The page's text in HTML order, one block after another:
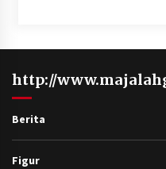
http://
Berita
Figur